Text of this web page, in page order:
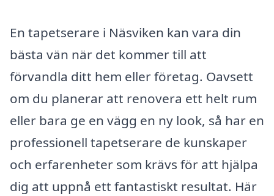
En tapetserare i Näsviken kan vara din
bästa vän när det kommer till att
förvandla ditt hem eller företag. Oavsett
om du planerar att renovera ett helt rum
eller bara ge en vägg en ny look, så har en
professionell tapetserare de kunskaper
och erfarenheter som krävs för att hjälpa
dig att uppnå ett fantastiskt resultat. Här